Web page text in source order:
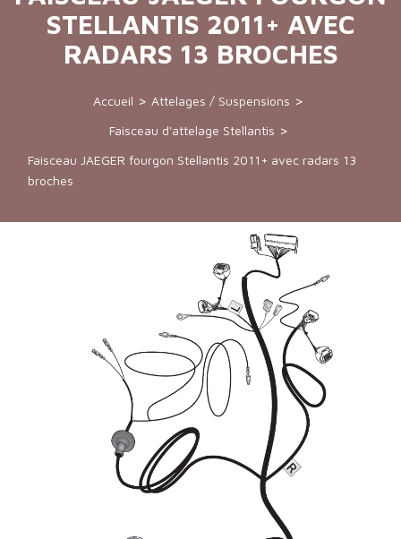
STELLANTIS 2011+ AVEC
RADARS 13 BROCHES
Accueil
Attelages / Suspensions
Faisceau d'attelage Stellantis
Faisceau JAEGER fourgon Stellantis 2011+ avec radars 13
broches